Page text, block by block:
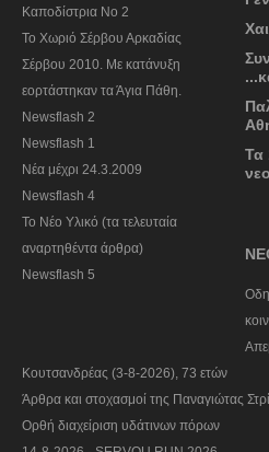
Καποδίστρια Νο 2
To Χωριό Σέρβου Αρκαδίας
Σέρβου 2010. Με κατάνυξη
εορτάστηκαν τα Άγια Πάθη.
Newsflash 2
Newsflash 1
Nέα μέχρι 24.3.2009
Newsflash 4
Το Νέο Υλικό (τα τελευταία
αναρτηθέντα άρθρα)
Newsflash 5
Τα
Κουτσανδρέας (3-8-2026), 73 ετών
Άρθρα και στοχασμοί της Παναγιώτας
Ορθή διαχείριση υδάτινων πόρων